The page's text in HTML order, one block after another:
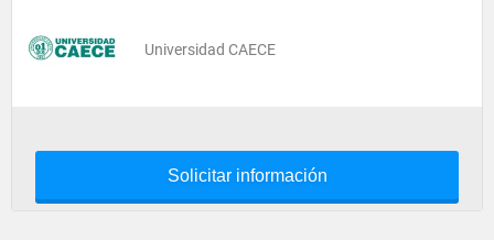
Universidad CAECE
Solicitar información